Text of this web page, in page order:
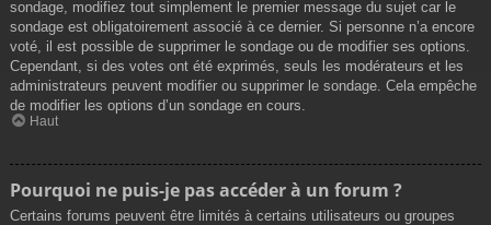
sondage, modifiez tout simplement le premier message du sujet car le
sondage est obligatoirement associé à ce dernier. Si personne n’a encore
voté, il est possible de supprimer le sondage ou de modifier ses options.
Cependant, si des votes ont été exprimés, seuls les modérateurs et les
administrateurs peuvent modifier ou supprimer le sondage. Cela empêche
de modifier les options d’un sondage en cours.
Haut
Pourquoi ne puis-je pas accéder à un forum ?
Certains forums peuvent être limités à certains utilisateurs ou groupes